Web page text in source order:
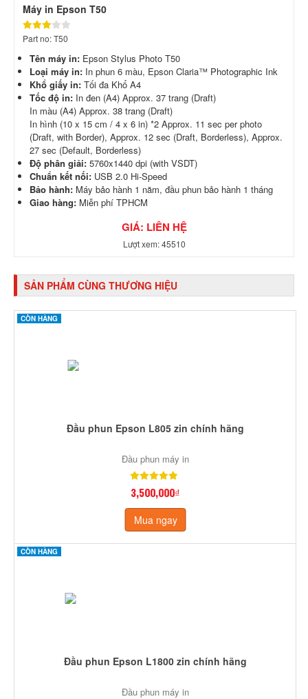
Máy in Epson T50
Part no: T50
Tên máy in: Epson Stylus Photo T50
Loại máy in: In phun 6 màu, Epson Claria™ Photographic Ink
Khổ giấy in: Tối đa Khổ A4
Tốc độ in: In đen (A4) Approx. 37 trang (Draft)
In màu (A4) Approx. 38 trang (Draft)
In hình (10 x 15 cm / 4 x 6 in) *2 Approx. 11 sec per photo
(Draft, with Border), Approx. 12 sec (Draft, Borderless), Approx.
27 sec (Default, Borderless)
Độ phân giải: 5760x1440 dpi (with VSDT)
Chuẩn kết nối: USB 2.0 Hi-Speed
Bảo hành: Máy bảo hành 1 năm, đầu phun bảo hành 1 tháng
Giao hàng: Miễn phí TPHCM
GIÁ: LIÊN HỆ
Lượt xem: 45510
SẢN PHẨM CÙNG THƯƠNG HIỆU
CÒN HÀNG
Đầu phun Epson L805 zin chính hãng
Đầu phun máy in
3,500,000₫
Mua ngay
CÒN HÀNG
Đầu phun Epson L1800 zin chính hãng
Đầu phun máy in